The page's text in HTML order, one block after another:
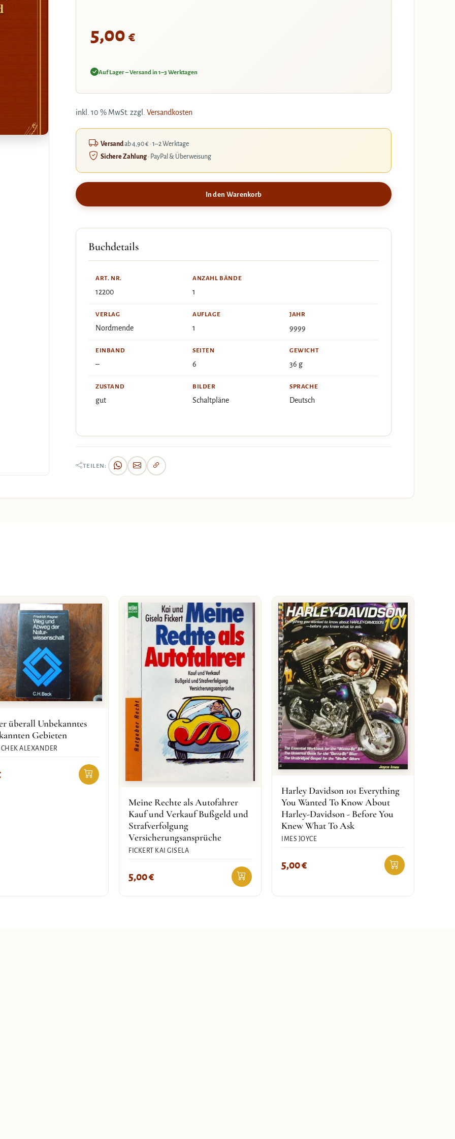
5,00 €
Auf Lager – Versand in 1–3 Werktagen
inkl. 10 % MwSt. zzgl. Versandkosten
Versandab 4,90 € · 1–2 Werktage
Sichere Zahlung· PayPal & Überweisung
In den Warenkorb
Buchdetails
ART. NR.
12200
ANZAHL BÄNDE
1
VERLAG
Nordmende
AUFLAGE
1
JAHR
9999
EINBAND
–
SEITEN
6
GEWICHT
36 g
ZUSTAND
gut
BILDER
Schaltpläne
SPRACHE
Deutsch
TEILEN:
überall Unbekanntes
Gebieten
ALEXANDER
Meine Rechte als Autofahrer
Kauf und Verkauf Bußgeld und
Strafverfolgung
Versicherungsansprüche
FICKERT KAI GISELA
5,00€
Harley Davidson 101 Everything
You Wanted To Know About
Harley-Davidson - Before You
Knew What To Ask
IMES JOYCE
5,00€